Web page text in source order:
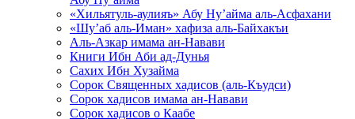
«Хильятуль-аулияъ» Абу Ну’айма аль-Асфахани
«Шу’аб аль-Иман» хафиза аль-Байхакъи
Аль-Азкар имама ан-Навави
Книги Ибн Аби ад-Дунья
Сахих Ибн Хузайма
Сорок Священных хадисов (аль-Къудси)
Сорок хадисов имама ан-Навави
Сорок хадисов о Каабе